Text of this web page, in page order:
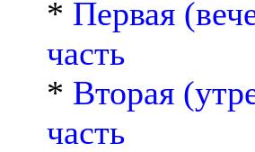
* Первая
часть
* Вторая
часть